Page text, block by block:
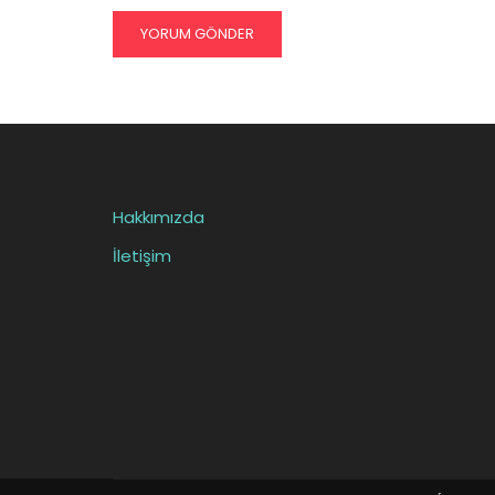
Hakkımızda
İletişim